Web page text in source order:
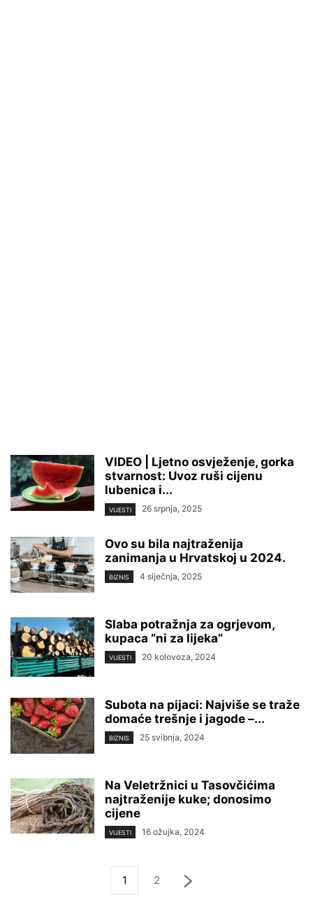
VIDEO | Ljetno osvježenje, gorka
stvarnost: Uvoz ruši cijenu
lubenica i...
VIJESTI 26 srpnja, 2025
Ovo su bila najtraženija
zanimanja u Hrvatskoj u 2024.
BIZNIS 4 siječnja, 2025
Slaba potražnja za ogrjevom,
kupaca “ni za lijeka”
VIJESTI 20 kolovoza, 2024
Subota na pijaci: Najviše se traže
domaće trešnje i jagode –...
BIZNIS 25 svibnja, 2024
Na Veletržnici u Tasovčićima
najtraženije kuke; donosimo
cijene
VIJESTI 16 ožujka, 2024
1 2